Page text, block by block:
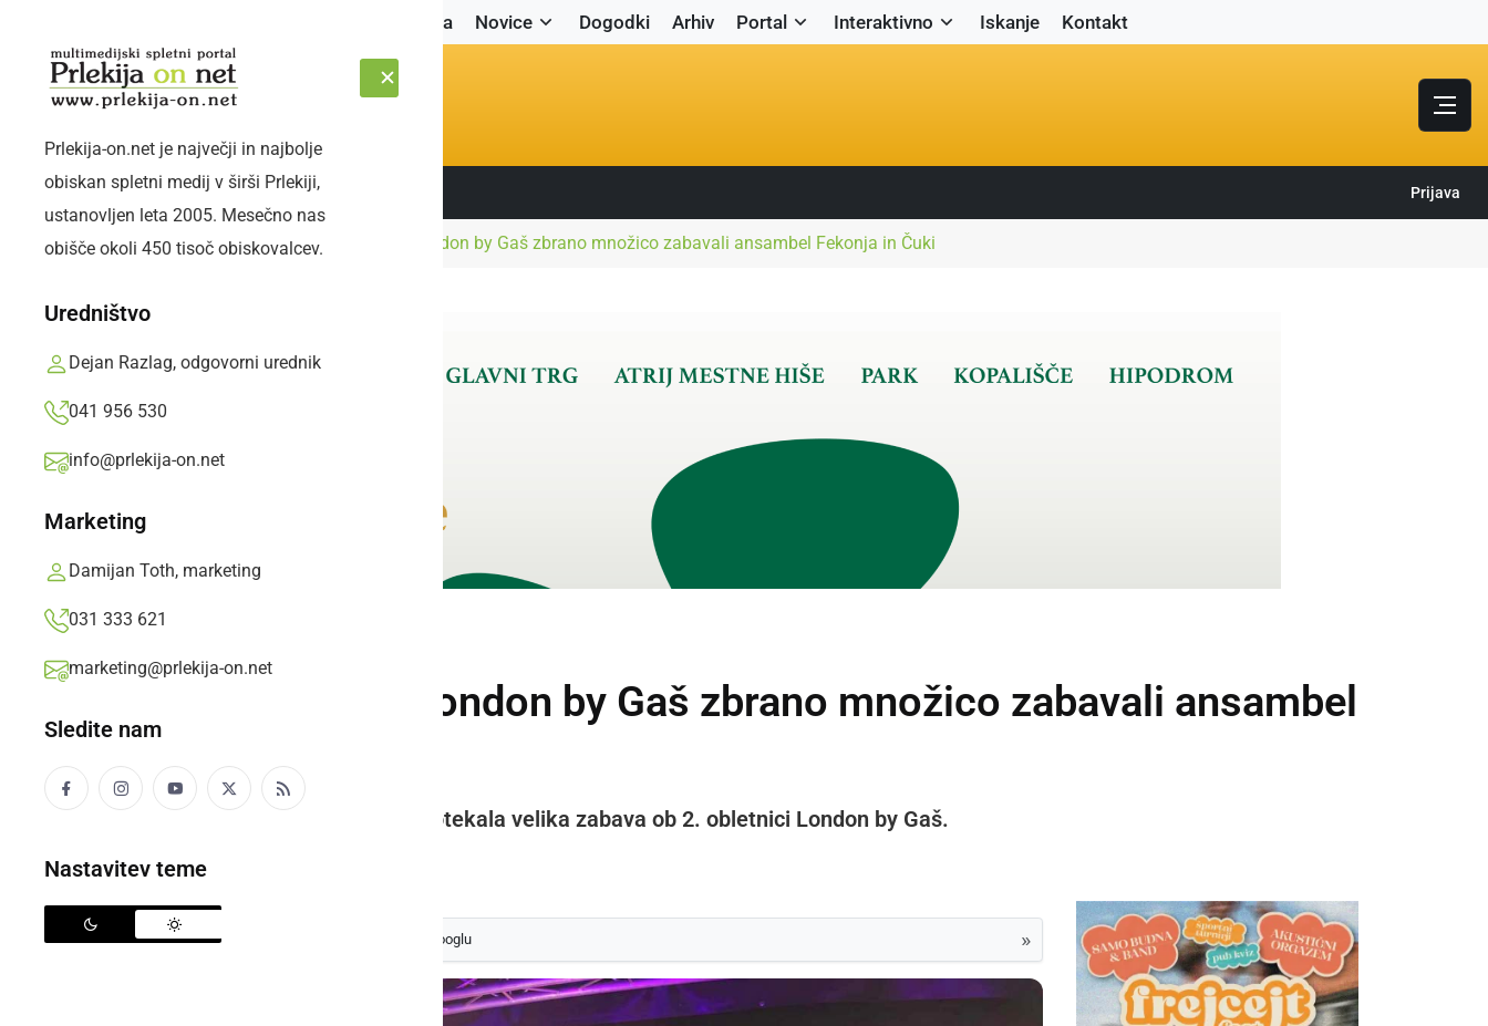
Naslovnica Novice Dogodki Arhiv Portal Interaktivno Iskanje Kontakt
PETEK, 7. AVGUST 2026 Sledite nam: Prijava
Prlekija-on.net je največji in najbolje
obiskan spletni medij v širši Prlekiji,
ustanovljen leta 2005. Mesečno nas
obišče okoli 450 tisoč obiskovalcev.
Uredništvo
Dejan Razlag, odgovorni urednik
041 956 530
info@prlekija-on.net
Marketing
Damijan Toth, marketing
031 333 621
marketing@prlekija-on.net
Sledite nam
Nastavitev teme
Naslovnica DružabnoOb 2. obletnici London by Gaš zbrano množico zabavali ansambel Fekonja in Čuki
Ob 2. obletnici London by Gaš zbrano množico zabavali ansambel
Fekonja in Čuki
Na hipodromu v Ljutomeru je potekala velika zabava ob 2. obletnici London by Gaš.
IzberitePrlekijo kot svoj prednostni vir na Googlu »